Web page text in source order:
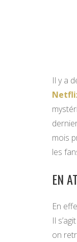
Il y a
mois
les
EN
En
Il
on